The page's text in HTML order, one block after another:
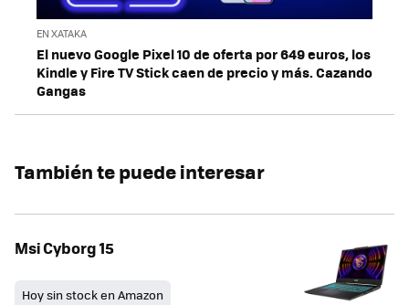
EN XATAKA
El nuevo Google Pixel 10 de oferta por 649 euros, los
Kindle y Fire TV Stick caen de precio y más. Cazando
Gangas
También te puede interesar
Msi Cyborg 15
Hoy sin stock en Amazon